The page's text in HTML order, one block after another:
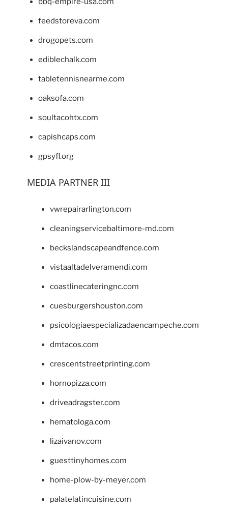
feedstoreva.com
drogopets.com
ediblechalk.com
tabletennisnearme.com
oaksofa.com
soultacohtx.com
capishcaps.com
gpsyfl.org
MEDIA PARTNER III
vwrepairarlington.com
cleaningservicebaltimore-md.com
beckslandscapeandfence.com
vistaaltadelveramendi.com
coastlinecateringnc.com
cuesburgershouston.com
psicologiaespecializadaencampeche.com
dmtacos.com
crescentstreetprinting.com
hornopizza.com
driveadragster.com
hematologa.com
lizaivanov.com
guesttinyhomes.com
home-plow-by-meyer.com
palatelatincuisine.com